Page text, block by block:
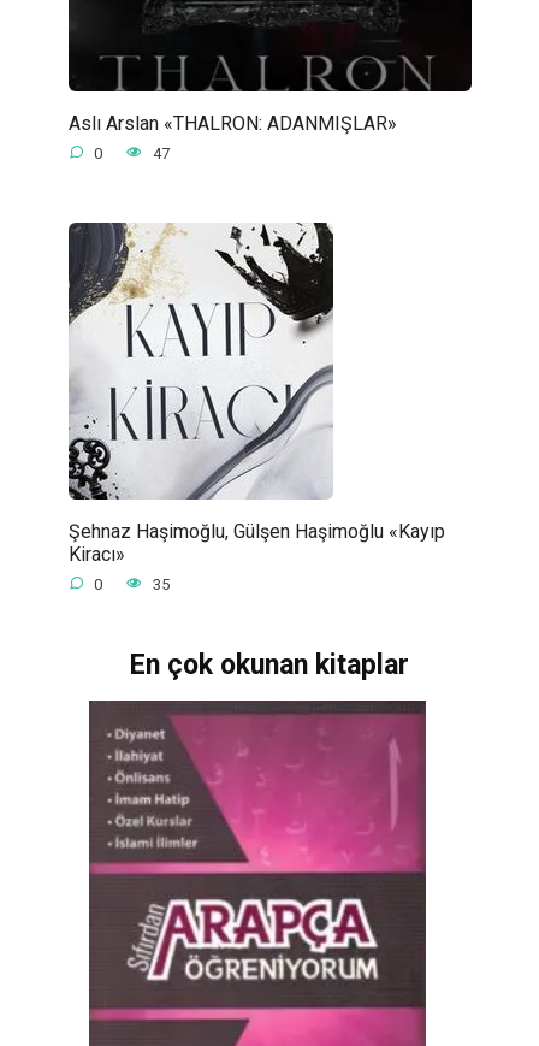
Aslı Arslan «THALRON: ADANMIŞLAR»
0 47
Şehnaz Haşimoğlu, Gülşen Haşimoğlu «Kayıp
Kiracı»
0 35
En çok okunan kitaplar